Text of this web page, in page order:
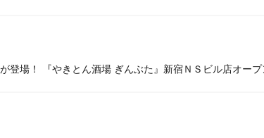
登場！ 『やきとん酒場 ぎんぶた』新宿ＮＳビル店オープ